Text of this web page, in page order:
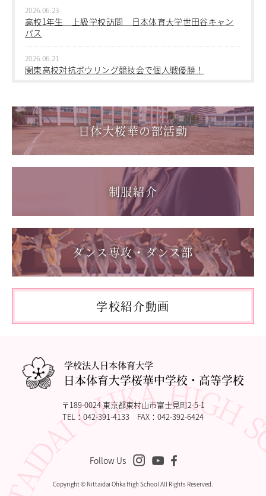
2026.06.23
高校1年生 上級学校訪問 日本体育大学世田谷キャン
パス
2026.06.21
関東高校対抗ボウリング競技会で個人戦優勝！
1学年総合スポーツコース キャンプ実習を実施しまし
た
2026.06.05
「日本選手権水泳競技大会」に出場しました。
「59th Japan Rookies Cup 2026」に出場しました。
2026.05.17
「第62回東日本選手権大会」に出場しました。
2026.05.10
「国民スポーツ大会東京都予選」に出場しました。
2026.05.03
「THE DANCE WORLDS 2026」に出場しました。
2026.04.27
日体大桜華の部活動
制服紹介
ダンス専攻・ダンス部
学校紹介動画
学校法人日本体育大学
日本体育大学桜華中学校・高等学校
〒189-0024 東京都東村山市富士見町2-5-1
TEL：042-391-4133 FAX：042-392-6424
Follow Us
Copyright © Nittaidai Ohka High School All Rights Reserved.